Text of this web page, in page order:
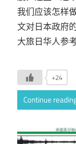
我们应该怎样
文对日本政府
大旅日华人参考
+24
Continue